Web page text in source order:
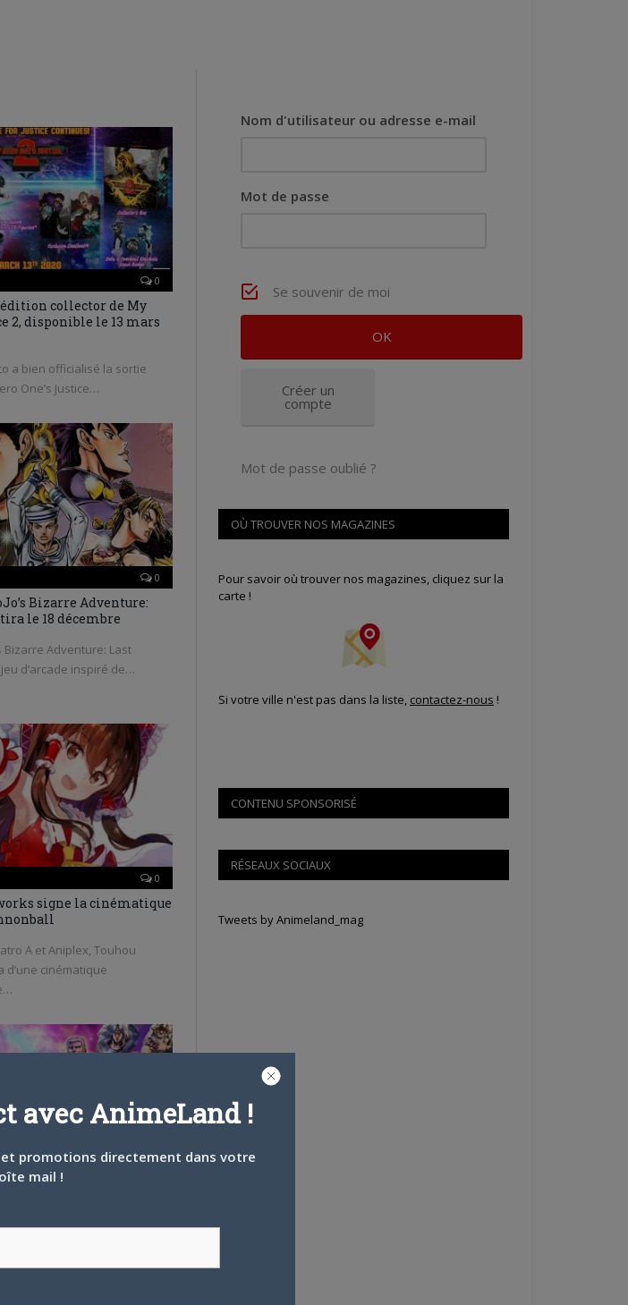
0
collector de My
2, disponible le 13 mars
a bien officialisé la sortie
One’s Justice…
0
Bizarre Adventure:
le 18 décembre
Bizarre Adventure: Last
d’arcade inspiré de…
0
signe la cinématique
A et Aniplex, Touhou
d’une cinématique
no Ken…
Nom d'utilisateur ou adresse e-mail
Mot de passe
Se souvenir de moi
Créer un
compte
Mot de passe oublié ?
OÙ TROUVER NOS MAGAZINES
Pour savoir où trouver nos magazines, cliquez sur la
carte !
Si votre ville n'est pas dans la liste, contactez-nous !
CONTENU SPONSORISÉ
RÉSEAUX SOCIAUX
Tweets by Animeland_mag
avec AnimeLand !
promotions directement dans votre
mail !